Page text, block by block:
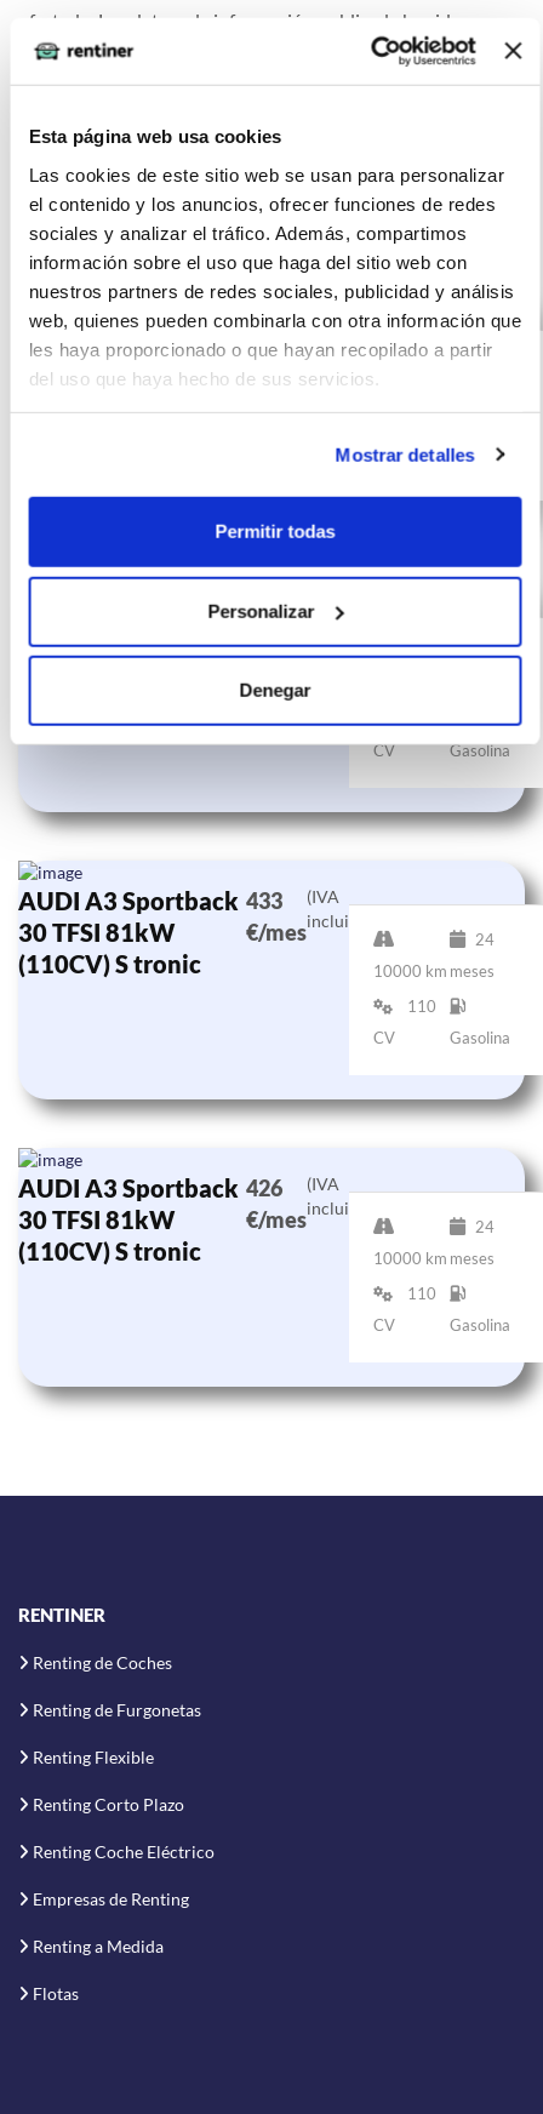
Esta página web usa cookies
Las cookies de este sitio web se usan para personalizar
el contenido y los anuncios, ofrecer funciones de redes
sociales y analizar el tráfico. Además, compartimos
información sobre el uso que haga del sitio web con
nuestros partners de redes sociales, publicidad y análisis
web, quienes pueden combinarla con otra información que
les haya proporcionado o que hayan recopilado a partir
del uso que haya hecho de sus servicios.
Mostrar detalles
Permitir todas
Personalizar
Denegar
ofertado. Los datos y la información publicada ha sido
obtenida de la empresa ofertante del renting y tiene solo
efectos informativos no contractuales.
Otras ofertas de AUDI A3
AUDI A3
Sportback 30 TDI
85kW (116CV)
425
€/mes
(IVA
incluido)
CV
AUDI A3 Sportback
30 TFSI 81kW
433
€/mes
(IVA
24
110
CV
Gasolina
AUDI A3 Sportback
30 TFSI 81kW
(110CV) S tronic
433
€/mes
(IVA
incluido)
10000 km
24
meses
110
CV
Gasolina
AUDI A3 Sportback
30 TFSI 81kW
(110CV) S tronic
426
€/mes
(IVA
incluido)
10000 km
24
meses
110
CV
Gasolina
RENTINER
Renting de Coches
Renting de Furgonetas
Renting Flexible
Renting Corto Plazo
Renting Coche Eléctrico
Empresas de Renting
Renting a Medida
Flotas